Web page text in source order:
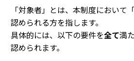
「対象者」とは、本制度において
認められる方を指します。
具体的には、以下の要件を全て満
認められます。